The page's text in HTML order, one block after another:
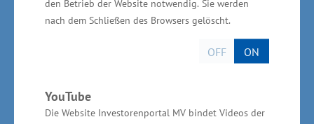
den Betrieb der Website notwendig. Sie werden
nach dem Schließen des Browsers gelöscht.
OFF ON
YouTube
Die Website Investorenportal MV bindet Videos der
neuen Aufgaben im Bereich Konstruktion,
Design und Entwurf von Spezialschiffen stellen,
um weiterhin technologisch führend zu bleiben.
Stärkere Gewichtung von
Innovation